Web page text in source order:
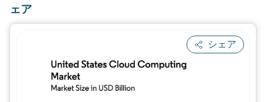
ェア
シェア